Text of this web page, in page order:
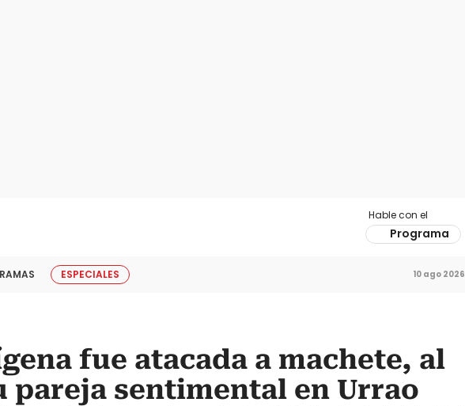
Hable con el
Programa
ESPECIALES 10 ago 2026
fue atacada a machete, al
pareja sentimental en Urrao